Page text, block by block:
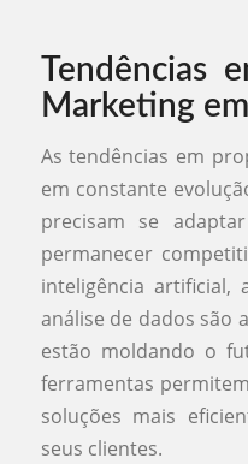
Tendências
Marketing
As tendências em
em constante
precisam se
permanecer
inteligência artificial,
análise de dados são
estão moldando o
ferramentas
soluções mais
seus clientes.